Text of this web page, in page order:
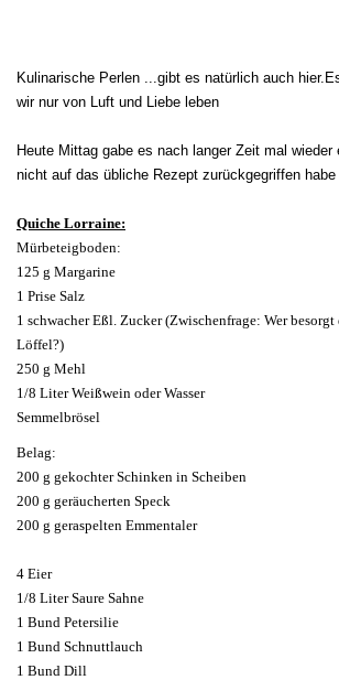
Kulinarische Perlen ...gibt es natürlich auch
wir nur von Luft und Liebe leben
Heute Mittag gabe es nach langer Zeit mal
nicht auf das übliche Rezept zurückgegriffen habe
Quiche Lorraine:
Mürbeteigboden:
125 g Margarine
1 Prise Salz
1 schwacher Eßl. Zucker (Zwischenfrage: Wer besorgt
Löffel?)
250 g Mehl
1/8 Liter Weißwein oder Wasser
Semmelbrösel
Belag:
200 g gekochter Schinken in Scheiben
200 g geräucherten Speck
200 g geraspelten Emmentaler
4 Eier
1/8 Liter Saure Sahne
1 Bund Petersilie
1 Bund Schnuttlauch
1 Bund Dill